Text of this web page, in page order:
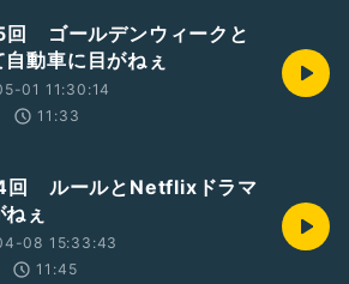
ゴールデンウィークと
動車に目がねぇ
01 11:30:14
11:33
回 ルールとNetflixドラマ
ぇ
08 15:33:43
11:45